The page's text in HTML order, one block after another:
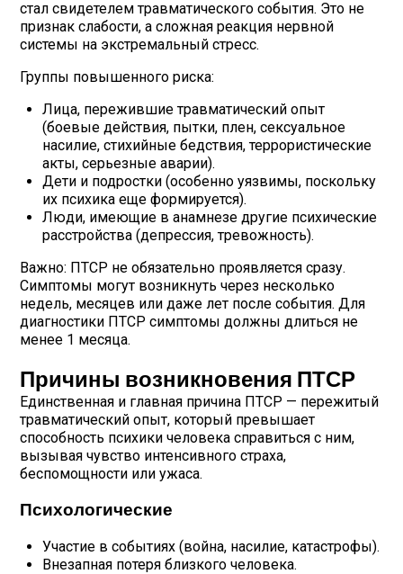
стал свидетелем травматического события. Это не
признак слабости, а сложная реакция нервной
системы на экстремальный стресс.
Группы повышенного риска:
Лица, пережившие травматический опыт
(боевые действия, пытки, плен, сексуальное
насилие, стихийные бедствия, террористические
акты, серьезные аварии).
Дети и подростки (особенно уязвимы, поскольку
их психика еще формируется).
Люди, имеющие в анамнезе другие психические
расстройства (депрессия, тревожность).
Важно: ПТСР не обязательно проявляется сразу.
Симптомы могут возникнуть через несколько
недель, месяцев или даже лет после события. Для
диагностики ПТСР симптомы должны длиться не
менее 1 месяца.
Причины возникновения ПТСР
Единственная и главная причина ПТСР — пережитый
травматический опыт, который превышает
способность психики человека справиться с ним,
вызывая чувство интенсивного страха,
беспомощности или ужаса.
Психологические
Участие в событиях (война, насилие, катастрофы).
Внезапная потеря близкого человека.